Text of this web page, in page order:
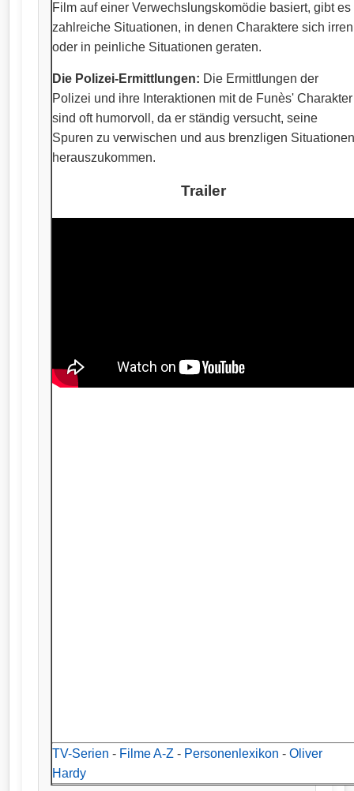
Film auf einer Verwechslungskomödie basiert, gibt es
zahlreiche Situationen, in denen Charaktere sich irren
oder in peinliche Situationen geraten.
Die Polizei-Ermittlungen: Die Ermittlungen der
Polizei und ihre Interaktionen mit de Funès' Charakter
sind oft humorvoll, da er ständig versucht, seine
Spuren zu verwischen und aus brenzligen Situationen
herauszukommen.
Trailer
TV-Serien - Filme A-Z - Personenlexikon - Oliver
Hardy